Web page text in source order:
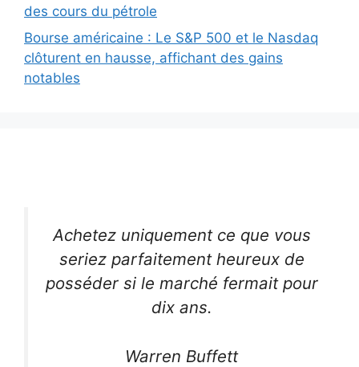
des cours du pétrole
Bourse américaine : Le S&P 500 et le Nasdaq
clôturent en hausse, affichant des gains
notables
Achetez uniquement ce que vous
seriez parfaitement heureux de
posséder si le marché fermait pour
dix ans.
Warren Buffett